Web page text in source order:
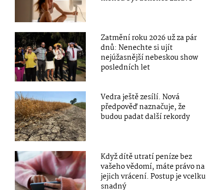
Zatmění roku 2026 už za pár
dnů: Nenechte si ujít
nejúžasnější nebeskou show
posledních let
Vedra ještě zesílí. Nová
předpověď naznačuje, že
budou padat další rekordy
Když dítě utratí peníze bez
vašeho vědomí, máte právo na
jejich vrácení. Postup je vcelku
snadný